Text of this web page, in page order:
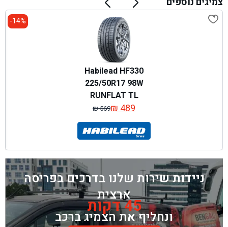
14%-
Habilead HF330
225/50R17 98W
RUNFLAT TL
₪569
המחיר
המקורי
היה:
₪ 569.
₪489 המחיר
הנוכחי
הוא:
₪ 489.
ניידות שירות שלנו בדרכים בפריסה
ארצית
45 דקות
ונחליף את הצמיג ברכב